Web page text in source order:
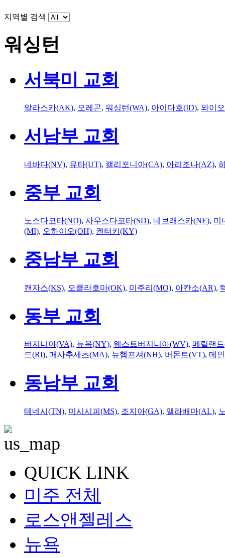
지역별 검색
워싱턴
서북미 교회
알라스카(AK), 오레곤, 워싱턴(WA), 아이다호(ID), 와이
서남부 교회
네바다(NV), 유타(UT), 캘리포니아(CA), 아리조나(AZ),
중부 교회
노스다코타(ND), 사우스다코타(SD), 네브래스카(NE), 미
(MI), 오하이오(OH), 켄터키(KY)
중남부 교회
캔자스(KS), 오클라호마(OK), 미주리(MO), 아칸소(AR),
동부 교회
버지니아(VA), 뉴욕(NY), 웨스트버지니아(WV), 메릴랜
드(RI), 매사추세츠(MA), 뉴햄프셔(NH), 버몬트(VT), 메
동남부 교회
테네시(TN), 미시시피(MS), 조지아(GA), 앨라배마(AL),
QUICK LINK
미주 전체
로스앤젤레스
뉴욕